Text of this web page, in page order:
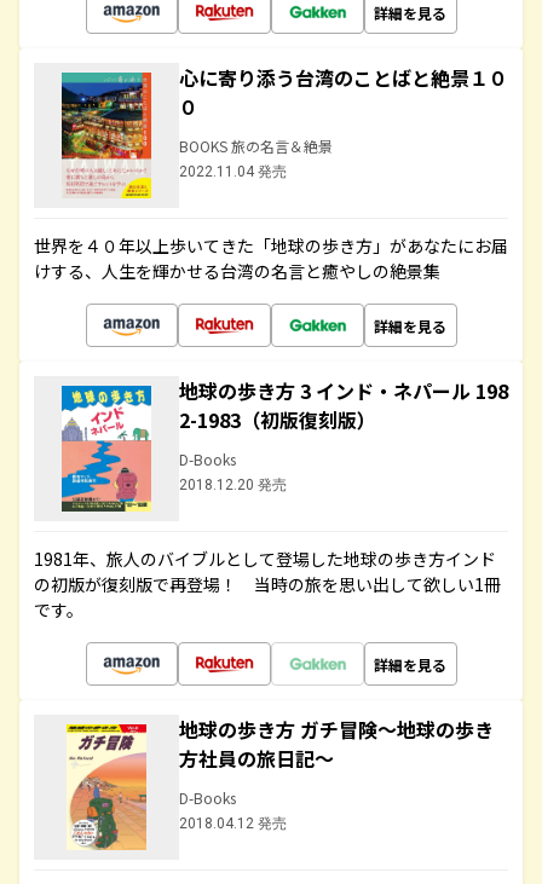
詳細を見る
心に寄り添う台湾のことばと絶景１０
０
BOOKS 旅の名言＆絶景
2022.11.04 発売
世界を４０年以上歩いてきた「地球の歩き方」があなたにお届
けする、人生を輝かせる台湾の名言と癒やしの絶景集
詳細を見る
地球の歩き方 3 インド・ネパール 198
2-1983（初版復刻版）
D-Books
2018.12.20 発売
1981年、旅人のバイブルとして登場した地球の歩き方インド
の初版が復刻版で再登場！ 当時の旅を思い出して欲しい1冊
です。
詳細を見る
地球の歩き方 ガチ冒険～地球の歩き
方社員の旅日記～
D-Books
2018.04.12 発売